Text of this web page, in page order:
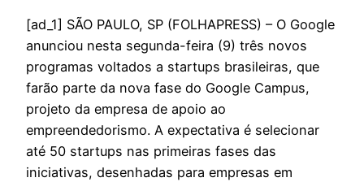
[ad_1] SÃO PAULO, SP (FOLHAPRESS) – O Google
anunciou nesta segunda-feira (9) três novos
programas voltados a startups brasileiras, que
farão parte da nova fase do Google Campus,
projeto da empresa de apoio ao
empreendedorismo. A expectativa é selecionar
até 50 startups nas primeiras fases das
iniciativas, desenhadas para empresas em